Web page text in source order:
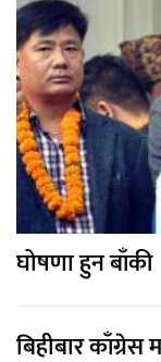
घोषणा हुन बाँकी
बिहीबार